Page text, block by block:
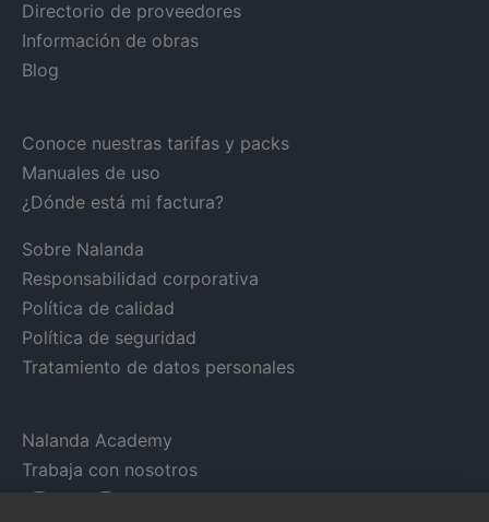
Directorio de proveedores
Información de obras
Blog
Conoce nuestras tarifas y packs
Manuales de uso
¿Dónde está mi factura?
Sobre Nalanda
Responsabilidad corporativa
Política de calidad
Política de seguridad
Tratamiento de datos personales
Nalanda Academy
Trabaja con nosotros